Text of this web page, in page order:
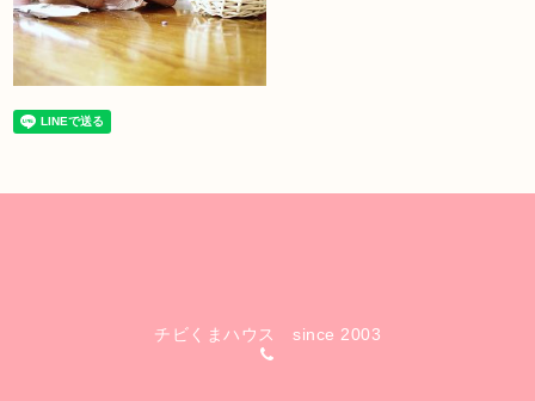
チビくまハウス since 2003